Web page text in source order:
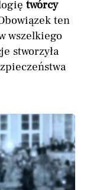
twórcy
ten
wszelkiego
stworzyła